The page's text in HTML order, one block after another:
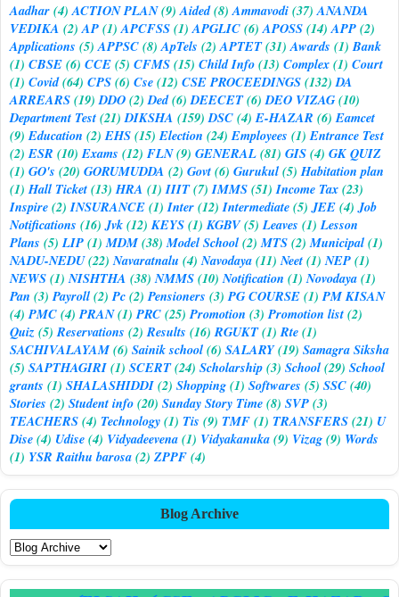
Aadhar(4) ACTION PLAN(9) Aided(8) Ammavodi(37) ANANDA
VEDIKA (2) AP(1) APCFSS(1) APGLIC(6) APOSS(14) APP(2)
Applications (5) APPSC(8) ApTels (2) APTET(31) Awards (1) Bank
(1) CBSE(6) CCE(5) CFMS(15) Child Info(13) Complex(1) Court
(1) Covid(64) CPS(6) Cse(12) CSE PROCEEDINGS(132) DA
ARREARS(19) DDO(2) Ded(6) DEECET(6) DEO VIZAG(10)
Department Test(21) DIKSHA (159) DSC(4) E-HAZAR (6) Eamcet
(9) Education (2) EHS(15) Election (24) Employees (1) Entrance Test
(2) ESR (10) Exams (12) FLN(9) GENERAL(81) GIS(4) GK QUIZ
(1) GO's (20) GORUMUDDA (2) Govt(6) Gurukul(5) Habitation plan
(1) Hall Ticket(13) HRA (1) IIIT(7) IMMS(51) Income Tax(23)
Inspire(2) INSURANCE(1) Inter(12) Intermediate(5) JEE(4) Job
Notifications (16) Jvk(12) KEYS(1) KGBV(5) Leaves (1) Lesson
Plans (5) LIP(1) MDM(38) Model School(2) MTS(2) Municipal(1)
NADU-NEDU(22) Navaratnalu (4) Navodaya(11) Neet(1) NEP(1)
NEWS(1) NISHTHA (38) NMMS(10) Notification (1) Novodaya(1)
Pan (3) Payroll(2) Pc(2) Pensioners (3) PG COURSE(1) PM KISAN
(4) PMC(4) PRAN(1) PRC(25) Promotion (3) Promotion list(2)
Quiz(5) Reservations (2) Results (16) RGUKT(1) Rte(1)
SACHIVALAYAM(6) Sainik school(6) SALARY(19) Samagra Siksha
(5) SAPTHAGIRI(1) SCERT(24) Scholarship(3) School(29) School
grants (1) SHALASHIDDI(2) Shopping(1) Softwares (5) SSC(40)
Stories (2) Student info(20) Sunday Story Time(8) SVP(3)
TEACHERS(4) Technology(1) Tis (9) TMF(1) TRANSFERS(21) U
Dise(4) Udise(4) Vidyadeevena(1) Vidyakanuka(9) Vizag(9) Words
(1) YSR Raithu barosa(2) ZPPF(4)
Blog Archive